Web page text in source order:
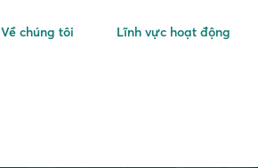
Về chúng tôi Lĩnh vực hoạt động